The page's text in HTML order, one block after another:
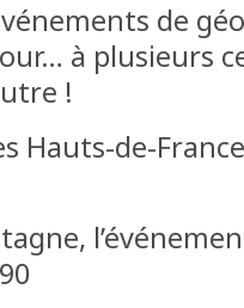
de
à plusieurs
!
Hauts-de-